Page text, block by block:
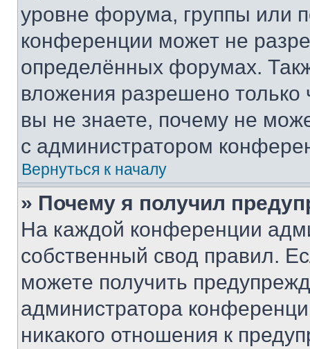
уровне форума, группы или
конференции может не
определённых форумах.
вложения разрешено
вы не знаете, почему не
с администратором
Вернуться к началу
» Почему я получил
На каждой конференции
собственный свод правил.
можете получить
администратора
никакого отношения к